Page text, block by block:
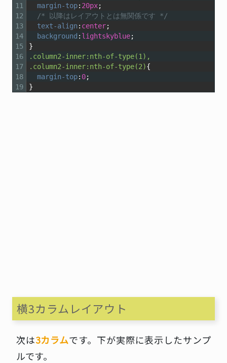
11
12
13
14
15
16
17
18
19
margin-top: 20px;
/* 以降はレイアウトとは無関係です */
text-align: center;
background : lightskyblue;
}
.column2-inner:nth-of-type(1),
.column2-inner:nth-of-type(2){
margin-top: 0;
}
横3カラムレイアウト
次は3カラムです。下が実際に表示したサンプ
ルです。